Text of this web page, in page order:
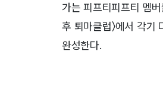
가는 피프티피프티 멤
후 퇴마클럽〉에서 각
완성한다.